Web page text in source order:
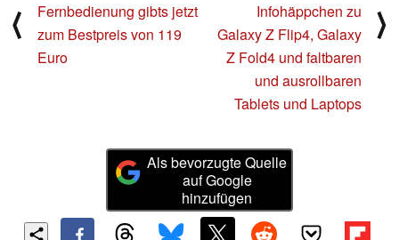
⟨
Fernbedienung gibts jetzt
zum Bestpreis von 119
Euro
Infohäppchen zu
Galaxy Z Flip4, Galaxy
Z Fold4 und faltbaren
und ausrollbaren
Tablets und Laptops
⟩
Als bevorzugte Quelle
auf Google
hinzufügen